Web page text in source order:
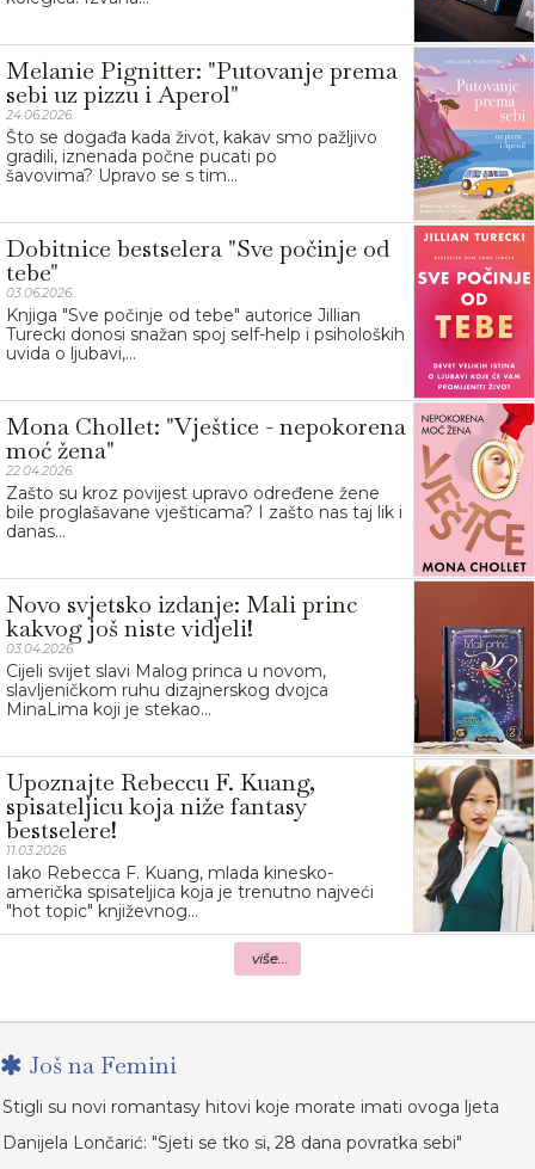
Melanie Pignitter: "Putovanje prema
sebi uz pizzu i Aperol"
24.06.2026.
Što se događa kada život, kakav smo pažljivo
gradili, iznenada počne pucati po
šavovima? Upravo se s tim...
Dobitnice bestselera "Sve počinje od
tebe"
03.06.2026.
Knjiga "Sve počinje od tebe" autorice Jillian
Turecki donosi snažan spoj self-help i psiholoških
uvida o ljubavi,...
Mona Chollet: "Vještice - nepokorena
moć žena"
22.04.2026.
Zašto su kroz povijest upravo određene žene
bile proglašavane vješticama? I zašto nas taj lik i
danas...
Novo svjetsko izdanje: Mali princ
kakvog još niste vidjeli!
03.04.2026.
Cijeli svijet slavi Malog princa u novom,
slavljeničkom ruhu dizajnerskog dvojca
MinaLima koji je stekao...
Upoznajte Rebeccu F. Kuang,
spisateljicu koja niže fantasy
bestselere!
11.03.2026.
Iako Rebecca F. Kuang, mlada kinesko-
američka spisateljica koja je trenutno najveći
"hot topic" književnog...
više...
Još na Femini
Stigli su novi romantasy hitovi koje morate imati ovoga ljeta
Danijela Lončarić: "Sjeti se tko si, 28 dana povratka sebi"